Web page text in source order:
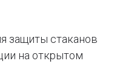
защиты стаканов
на открытом